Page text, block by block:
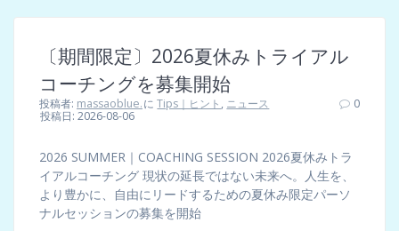
〔期間限定〕2026夏休みトライアル
コーチングを募集開始
投稿者: massaoblue.にTips｜ヒント , ニュース
投稿日: 2026-08-06
0
2026 SUMMER｜COACHING SESSION 2026夏休みトラ
イアルコーチング 現状の延長ではない未来へ。人生を、
より豊かに、自由にリードするための夏休み限定パーソ
ナルセッションの募集を開始